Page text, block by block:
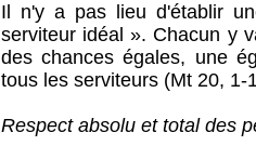
Il n'y a pas lieu d'établir
serviteur idéal ». Chacun y
des chances égales, une
tous les serviteurs (Mt 20, 1-
Respect absolu et total des